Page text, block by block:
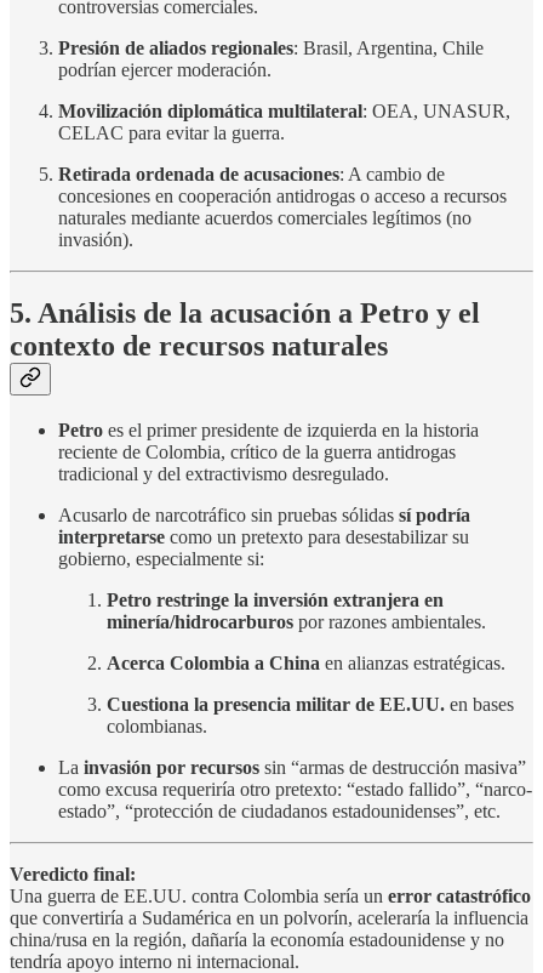
controversias comerciales.
Presión de aliados regionales: Brasil, Argentina, Chile
podrían ejercer moderación.
Movilización diplomática multilateral: OEA, UNASUR,
CELAC para evitar la guerra.
Retirada ordenada de acusaciones: A cambio de
concesiones en cooperación antidrogas o acceso a recursos
naturales mediante acuerdos comerciales legítimos (no
invasión).
5. Análisis de la acusación a Petro y el
contexto de recursos naturales
Petro es el primer presidente de izquierda en la historia
reciente de Colombia, crítico de la guerra antidrogas
tradicional y del extractivismo desregulado.
Acusarlo de narcotráfico sin pruebas sólidas sí podría
interpretarse como un pretexto para desestabilizar su
gobierno, especialmente si:
Petro restringe la inversión extranjera en
minería/hidrocarburos por razones ambientales.
Acerca Colombia a China en alianzas estratégicas.
Cuestiona la presencia militar de EE.UU. en bases
colombianas.
La invasión por recursos sin “armas de destrucción masiva”
como excusa requeriría otro pretexto: “estado fallido”, “narco-
estado”, “protección de ciudadanos estadounidenses”, etc.
Veredicto final:
Una guerra de EE.UU. contra Colombia sería un error catastrófico
que convertiría a Sudamérica en un polvorín, aceleraría la influencia
china/rusa en la región, dañaría la economía estadounidense y no
tendría apoyo interno ni internacional.